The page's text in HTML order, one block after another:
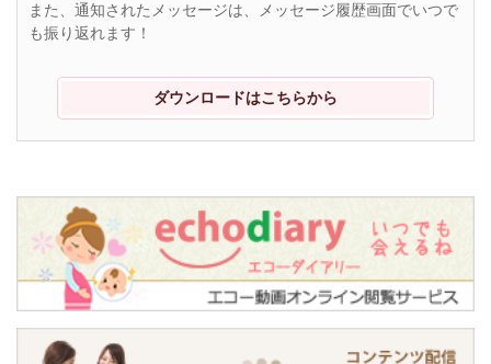
また、通知されたメッセージは、メッセージ履歴画面でいつで
も振り返れます！
ダウンロードはこちらから